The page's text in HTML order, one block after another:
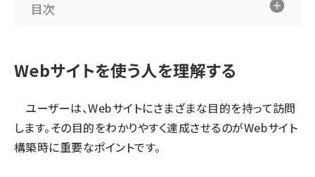
目次
Webサイトを使う人を理解する
ユーザーは、Webサイトにさまざまな目的を持って訪問
します。その目的をわかりやすく達成させるのがWebサイト
構築時に重要なポイントです。